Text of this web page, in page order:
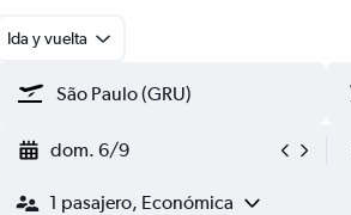
Ida y vuelta
dom. 6/9
1 pasajero, Económica